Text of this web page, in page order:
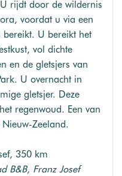
rijdt door de wildernis
voordat u via een
bereikt. U bereikt het
vol dichte
en de gletsjers van
U overnacht in
gletsjer. Deze
regenwoud. Een van
Zeeland.
350 km
B&B, Franz Josef